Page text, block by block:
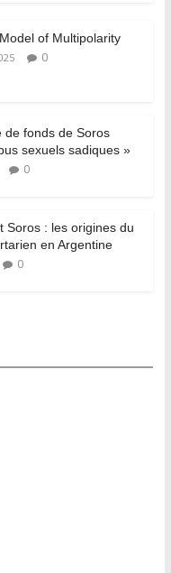
of Multipolarity
0
de fonds de Soros
sexuels sadiques »
0
Soros : les origines du
en Argentine
0